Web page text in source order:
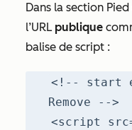
Dans la section
l’URL publique
balise de script :
<!-- start
Remove -->
<script